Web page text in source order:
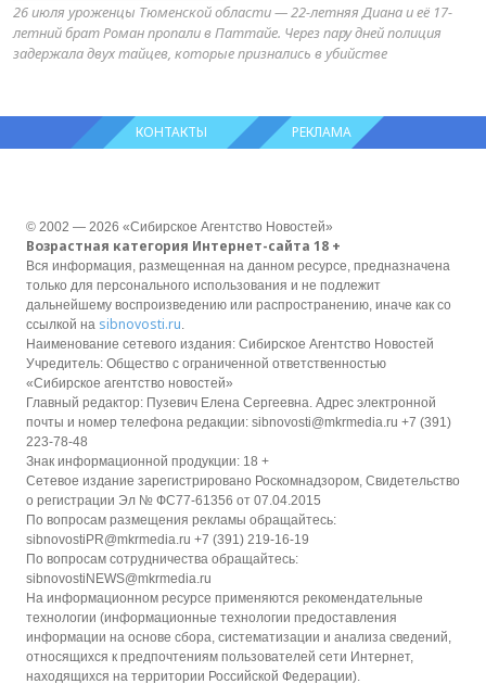
26 июля уроженцы Тюменской области — 22-летняя Диана и её 17-
летний брат Роман пропали в Паттайе. Через пару дней полиция
задержала двух тайцев, которые признались в убийстве
КОНТАКТЫ РЕКЛАМА
© 2002 — 2026 «Сибирское Агентство Новостей»
Возрастная категория Интернет-сайта 18 +
Вся информация, размещенная на данном ресурсе, предназначена
только для персонального использования и не подлежит
дальнейшему воспроизведению или распространению, иначе как со
ссылкой на sibnovosti.ru.
Наименование сетевого издания: Сибирское Агентство Новостей
Учредитель: Общество с ограниченной ответственностью
«Сибирское агентство новостей»
Главный редактор: Пузевич Елена Сергеевна. Адрес электронной
почты и номер телефона редакции: sibnovosti@mkrmedia.ru +7 (391)
223-78-48
Знак информационной продукции: 18 +
Сетевое издание зарегистрировано Роскомнадзором, Свидетельство
о регистрации Эл № ФС77-61356 от 07.04.2015
По вопросам размещения рекламы обращайтесь:
sibnovostiPR@mkrmedia.ru +7 (391) 219-16-19
По вопросам сотрудничества обращайтесь:
sibnovostiNEWS@mkrmedia.ru
На информационном ресурсе применяются рекомендательные
технологии (информационные технологии предоставления
информации на основе сбора, систематизации и анализа сведений,
относящихся к предпочтениям пользователей сети Интернет,
находящихся на территории Российской Федерации).